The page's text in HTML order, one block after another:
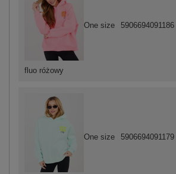
One size 5906694091179
fluo różowy
One size 5906694091186